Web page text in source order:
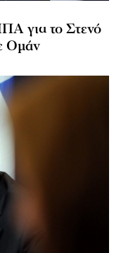
για το Στενό
Ομάν